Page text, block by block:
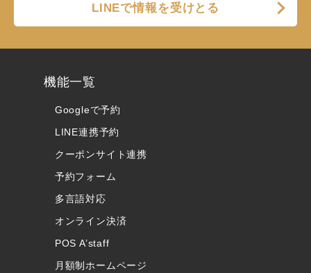
LINEで情報を受けとる
機能一覧
Googleで予約
LINE連携予約
クーポンサイト連携
予約フォーム
多言語対応
オンライン決済
POS A’staff
月額制ホームページ